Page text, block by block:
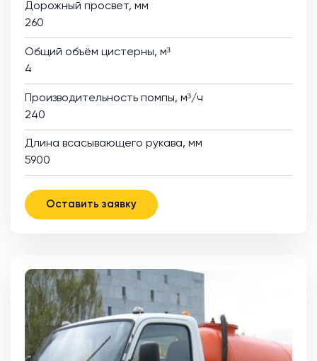
Дорожный просвет, мм
260
Общий объём цистерны, м³
4
Производительность помпы, м³/ч
240
Длина всасывающего рукава, мм
5900
Оставить заявку